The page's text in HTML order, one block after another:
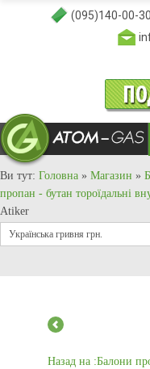
(095)140-00-30
Ви тут: Головна » Магазин »
пропан - бутан тороїдальні
Atiker
Назад на :Балони